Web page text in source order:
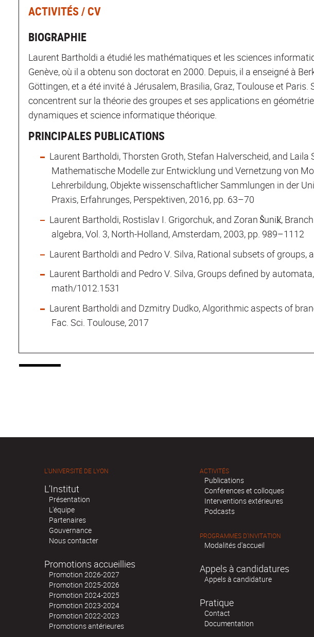
ACTIVITÉS / CV
BIOGRAPHIE
Laurent Bartholdi a étudié les mathématiques et les sciences
Genève, où il a obtenu son doctorat en 2000. Depuis, il a enseigné à
Göttingen, et a été invité à Jérusalem, Brasilia, Graz, Toulouse et Paris.
concentrent sur la théorie des groupes et ses applications en
dynamiques et science informatique théorique.
PRINCIPALES PUBLICATIONS
Laurent Bartholdi, Thorsten Groth, Stefan Halverscheid, and Laila
Mathematische Modelle zur Entwicklung und Vernetzung von
Lehrerbildung, Objekte wissenschaftlicher Sammlungen in der
Praxis, Erfahrunges, Perspektiven, 2016, pp. 63–70
Laurent Bartholdi, Rostislav I. Grigorchuk, and Zoran Šuniḱ,
algebra, Vol. 3, North-Holland, Amsterdam, 2003, pp. 989–1112
Laurent Bartholdi and Pedro V. Silva, Rational subsets of groups,
Laurent Bartholdi and Pedro V. Silva, Groups defined by
math/1012.1531
Laurent Bartholdi and Dzmitry Dudko, Algorithmic aspects of
Fac. Sci. Toulouse, 2017
L'UNIVERSITÉ DE LYON
L’Institut
Présentation
L'équipe
Partenaires
Gouvernance
Nous contacter
Promotions accueillies
Promotion 2026-2027
Promotion 2025-2026
Promotion 2024-2025
Promotion 2023-2024
Promotion 2022-2023
Promotions antérieures
ACTIVITÉS
Publications
Conférences et colloques
Interventions extérieures
Podcasts
PROGRAMMES D'INVITATION
Modalités d'accueil
Appels à candidatures
Appels à candidature
Pratique
Contact
Documentation